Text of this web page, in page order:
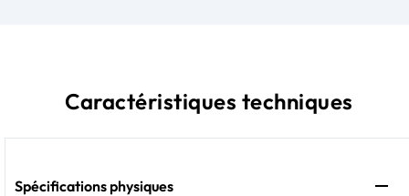
Caractéristiques techniques
Spécifications physiques